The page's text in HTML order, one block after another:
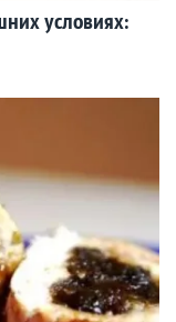
условиях: